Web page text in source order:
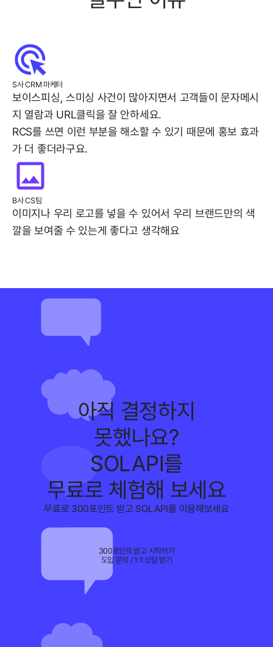
S사 CRM 마케터
보이스피싱, 스미싱 사건이 많아지면서 고객들이 문자메시
지 열람과 URL클릭을 잘 안하세요.
RCS를 쓰면 이런 부분을 해소할 수 있기 때문에 홍보 효과
가 더 좋더라구요.
B사 CS팀
이미지나 우리 로고를 넣을 수 있어서 우리 브랜드만의 색
깔을 보여줄 수 있는게 좋다고 생각해요
아직 결정하지
못했나요?
SOLAPI를
무료로 체험해 보세요
무료로 300포인트 받고 SOLAPI를 이용해보세요
300포인트 받고 시작하기
도입 문의 / 1:1 상담 받기